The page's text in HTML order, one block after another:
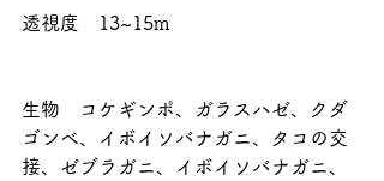
透視度　13~15m
生物　コケギンポ、ガラスハゼ、クダ
ゴンベ、イボイソバナガニ、タコの交
接、ゼブラガニ、イボイソバナガニ、